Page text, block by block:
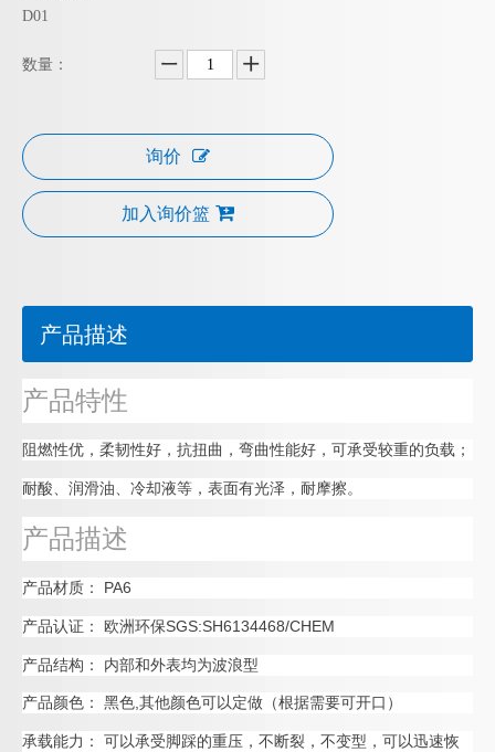
D01
数量：
询价
加入询价篮
产品描述
产品特性
阻燃性优，柔韧性好，抗扭曲，弯曲性能好，可承受较重的负载；
耐酸、润滑油、冷却液等，表面有光泽，耐摩擦。
产品描述
产品材质： PA6
产品认证： 欧洲环保SGS:SH6134468/CHEM
产品结构： 内部和外表均为波浪型
产品颜色： 黑色,其他颜色可以定做（根据需要可开口）
承载能力： 可以承受脚踩的重压，不断裂，不变型，可以迅速恢